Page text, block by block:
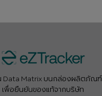
Data Matrix บนกล่องผลิตภัณฑ์
เพื่อยืนยันของแท้จากบริษัท